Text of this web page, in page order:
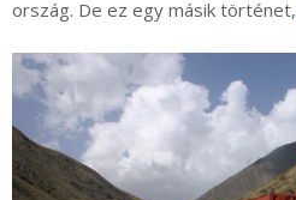
ország. De ez egy másik történet,